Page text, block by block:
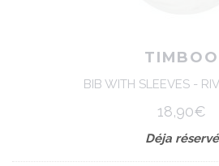
TIMBOO
BIB WITH SLEEVES -
18,90€
Déja réservé